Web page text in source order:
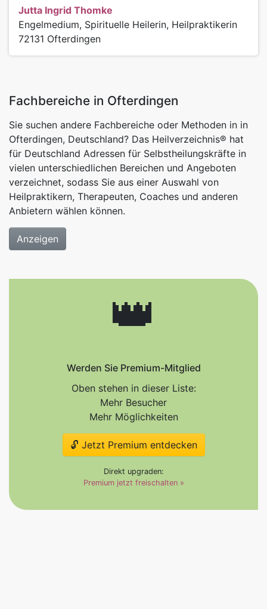
Jutta Ingrid Thomke
Engelmedium, Spirituelle Heilerin, Heilpraktikerin
72131 Ofterdingen
Fachbereiche in Ofterdingen
Sie suchen andere Fachbereiche oder Methoden in in
Ofterdingen, Deutschland? Das Heilverzeichnis® hat
für Deutschland Adressen für Selbstheilungskräfte in
vielen unterschiedlichen Bereichen und Angeboten
verzeichnet, sodass Sie aus einer Auswahl von
Heilpraktikern, Therapeuten, Coaches und anderen
Anbietern wählen können.
Anzeigen
👑
Werden Sie Premium-Mitglied
Oben stehen in dieser Liste:
Mehr Besucher
Mehr Möglichkeiten
🔓 Jetzt Premium entdecken
Direkt upgraden:
Premium jetzt freischalten »